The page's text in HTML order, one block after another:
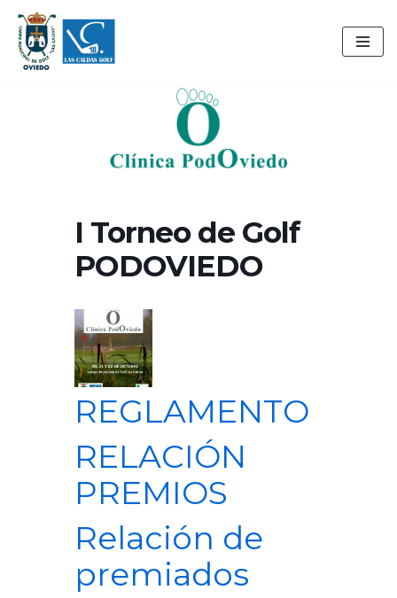
Saltar
al
I Torneo de Golf
PODOVIEDO
REGLAMENTO
RELACIÓN
PREMIOS
Relación de
premiados